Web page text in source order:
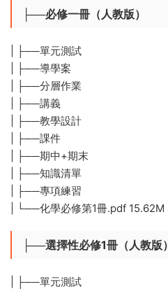
├──必修一冊（人教版）
| ├──單元測試
| ├──導學案
| ├──分層作業
| ├──講義
| ├──教學設計
| ├──課件
| ├──期中+期末
| ├──知識清單
| ├──專項練習
| └──化學必修第1冊.pdf 15.62M
├──選擇性必修1冊（人教版）
| ├──單元測試